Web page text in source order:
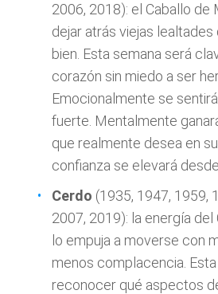
2006, 2018): el Caballo de
dejar atrás viejas lealtades
bien. Esta semana será
corazón sin miedo a ser
Emocionalmente se
fuerte. Mentalmente
que realmente desea en
confianza se elevará
Cerdo (1935, 1947, 1959,
2007, 2019): la energía
lo empuja a moverse con
menos complacencia.
reconocer qué aspectos